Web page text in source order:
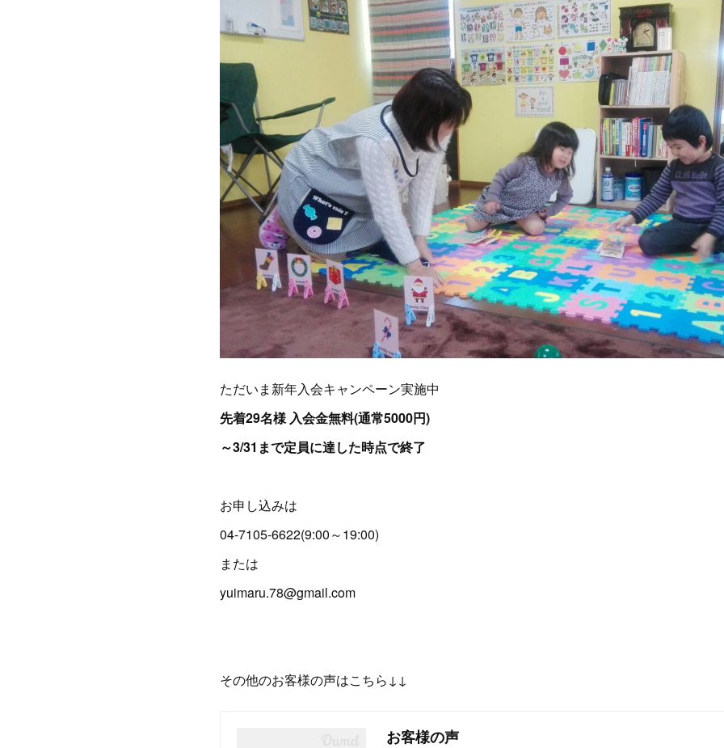
ただいま新年入会キャンペーン実施中
先着29名様 入会金無料(通常5000円)
～3/31まで定員に達した時点で終了
お申し込みは
04-7105-6622(9:00～19:00)
または
yuimaru.78@gmail.com
その他のお客様の声はこちら↓↓
お客様の声